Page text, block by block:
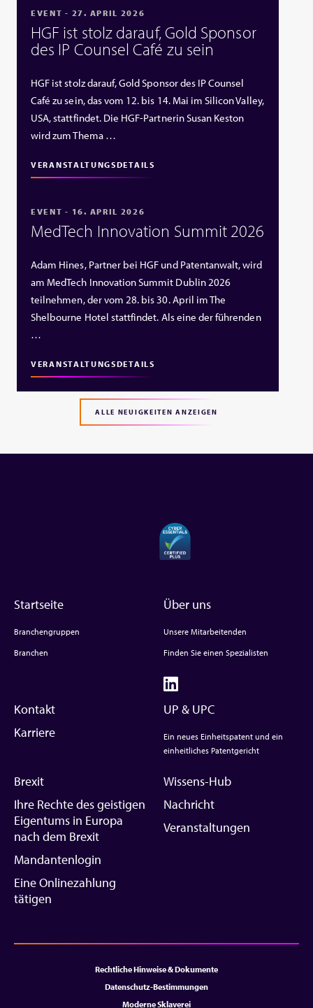
EVENT - 27. APRIL 2026
HGF ist stolz darauf, Gold Sponsor
des IP Counsel Café zu sein
HGF ist stolz darauf, Gold Sponsor des IP Counsel
Café zu sein, das vom 12. bis 14. Mai im Silicon Valley,
USA, stattfindet. Die HGF‑Partnerin Susan Keston
wird zum Thema …
VERANSTALTUNGSDETAILS
EVENT - 16. APRIL 2026
MedTech Innovation Summit 2026
Adam Hines, Partner bei HGF und Patentanwalt, wird
am MedTech Innovation Summit Dublin 2026
teilnehmen, der vom 28. bis 30. April im The
Shelbourne Hotel stattfindet. Als eine der führenden
…
VERANSTALTUNGSDETAILS
ALLE NEUIGKEITEN ANZEIGEN
Startseite
Branchengruppen
Branchen
Über uns
Unsere Mitarbeitenden
Finden Sie einen Spezialisten
Kontakt
Karriere
UP & UPC
Ein neues Einheitspatent und ein
einheitliches Patentgericht
Brexit
Ihre Rechte des geistigen
Eigentums in Europa
nach dem Brexit
Mandantenlogin
Eine Onlinezahlung
tätigen
Wissens-Hub
Nachricht
Veranstaltungen
Rechtliche Hinweise & Dokumente
Datenschutz-Bestimmungen
Moderne Sklaverei